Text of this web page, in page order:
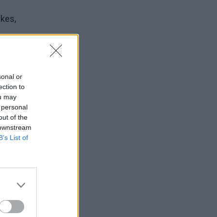
or
to
may
of the
List of